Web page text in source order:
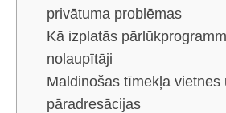
privātuma problēmas
Kā izplatās
nolaupītāji
Maldinošas tīmekļa vietnes
pāradresācijas